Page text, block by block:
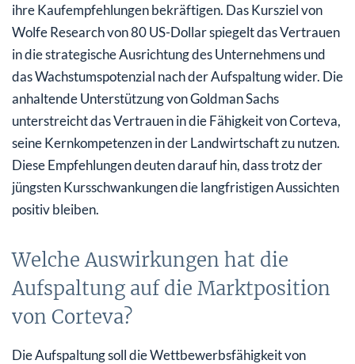
ihre Kaufempfehlungen bekräftigen. Das Kursziel von
Wolfe Research von 80 US-Dollar spiegelt das Vertrauen
in die strategische Ausrichtung des Unternehmens und
das Wachstumspotenzial nach der Aufspaltung wider. Die
anhaltende Unterstützung von Goldman Sachs
unterstreicht das Vertrauen in die Fähigkeit von Corteva,
seine Kernkompetenzen in der Landwirtschaft zu nutzen.
Diese Empfehlungen deuten darauf hin, dass trotz der
jüngsten Kursschwankungen die langfristigen Aussichten
positiv bleiben.
Welche Auswirkungen hat die
Aufspaltung auf die Marktposition
von Corteva?
Die Aufspaltung soll die Wettbewerbsfähigkeit von